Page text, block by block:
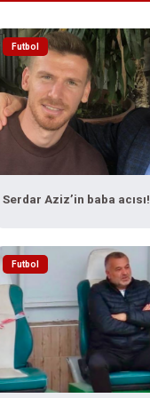
Futbol
Serdar Aziz’in baba acısı!
Futbol